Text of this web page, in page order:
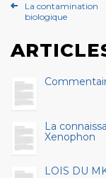
La contamination
biologique
La
Xenophon
LOIS DU